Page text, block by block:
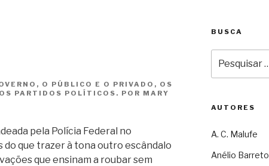
O PÚBLICO E O PRIVADO, OS
PARTIDOS POLÍTICOS. POR MARY
pela Polícia Federal no
do que trazer à tona outro escândalo
que ensinam a roubar sem
BUSCA
por:
AUTORES
A. C. Malufe
Anélio Barreto